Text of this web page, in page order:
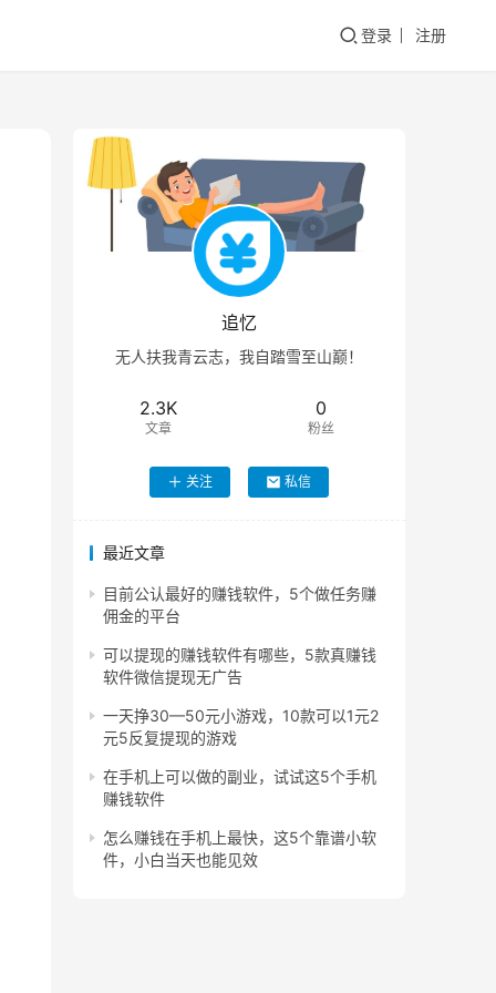
登录 注册
追忆
无人扶我青云志，我自踏雪至山巅！
2.3K
文章
0
粉丝
关注 私信
最近文章
目前公认最好的赚钱软件，5个做任务赚
佣金的平台
可以提现的赚钱软件有哪些，5款真赚钱
软件微信提现无广告
一天挣30—50元小游戏，10款可以1元2
元5反复提现的游戏
在手机上可以做的副业，试试这5个手机
赚钱软件
怎么赚钱在手机上最快，这5个靠谱小软
件，小白当天也能见效